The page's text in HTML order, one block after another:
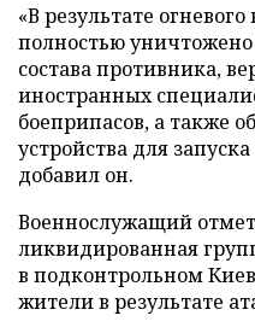
«В результате
полностью уничтожено
состава противника,
иностранных
боеприпасов, а также
устройства для
добавил он.
Военнослужащий
ликвидированная
в подконтрольном
жители в результате